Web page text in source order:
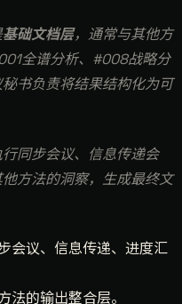
基础文档层，通常与其他方
全谱分析、#008战略分
书负责将结果结构化为可
同步会议、信息传递会
方法的洞察，生成最终文
会议、信息传递、进度汇
法的输出整合层。